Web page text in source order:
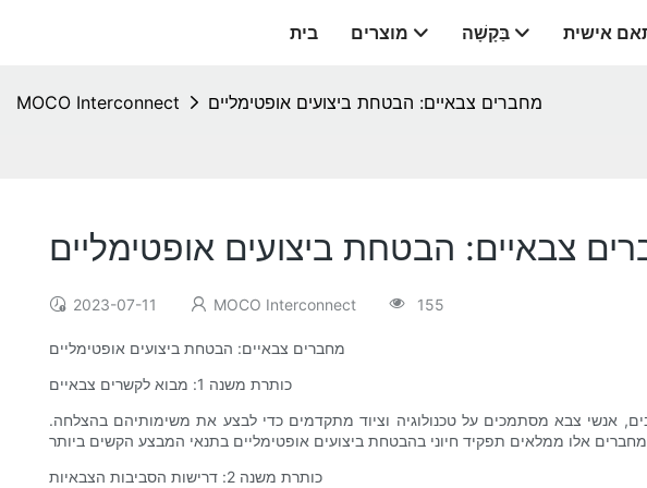
בית מוצרים בַּקָשָׁה אישית
MOCO Interconnect מחברים צבאיים: הבטחת ביצועים אופטימליים
צבאיים: הבטחת ביצועים אופטימליים
2023-07-11 MOCO Interconnect 155
מחברים צבאיים: הבטחת ביצועים אופטימליים
כותרת משנה 1: מבוא לקשרים צבאיים
אנשי צבא מסתמכים על טכנולוגיה וציוד מתקדמים כדי לבצע את משימותיהם בהצלחה.
כותרת משנה 2: דרישות הסביבות הצבאיות